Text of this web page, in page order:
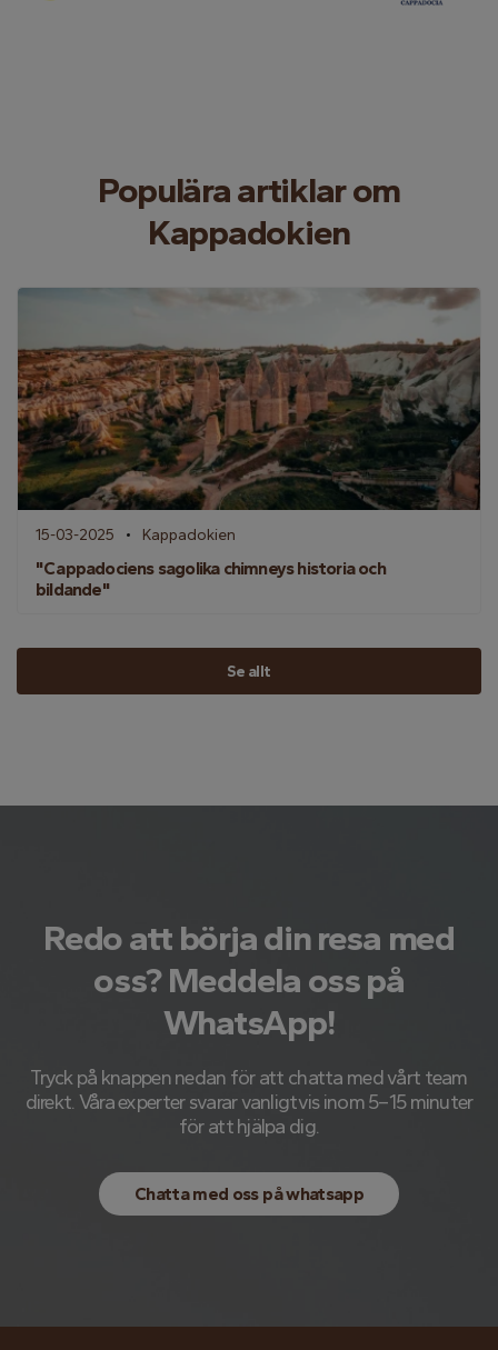
Populära artiklar om
Kappadokien
15-03-2025 Kappadokien
"Cappadociens sagolika chimneys historia och
bildande"
Se allt
Redo att börja din resa med
oss? Meddela oss på
WhatsApp!
Tryck på knappen nedan för att chatta med vårt team
direkt. Våra experter svarar vanligtvis inom 5–15 minuter
för att hjälpa dig.
Chatta med oss ​​på whatsapp